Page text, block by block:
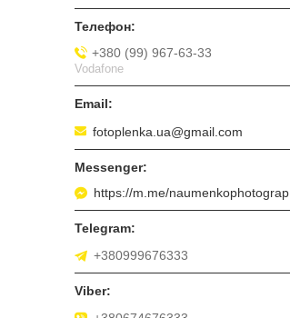
+380 (99) 967-63-33
Vodafone
fotoplenka.ua@gmail.com
https://m.me/naumenkophotographer
+380999676333